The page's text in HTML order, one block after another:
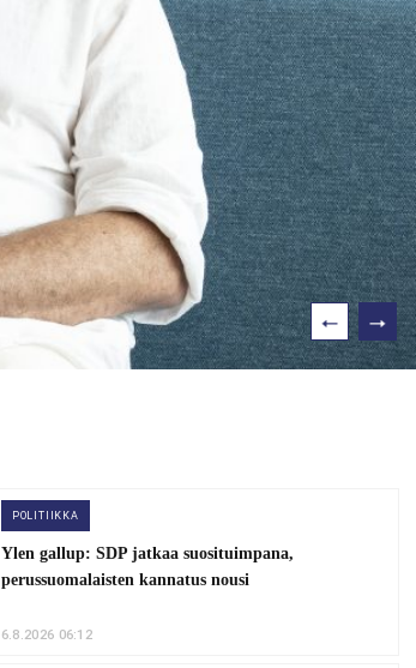
POLITIIKKA
Ylen gallup: SDP jatkaa suosituimpana,
perussuomalaisten kannatus nousi
6.8.2026 06:12